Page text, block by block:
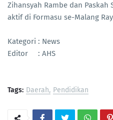
Zihansyah Rambe dan Paskah
aktif di Formasu se-Malang
Kategori : News
Editor : AHS
Tags: Daerah Pendidikan